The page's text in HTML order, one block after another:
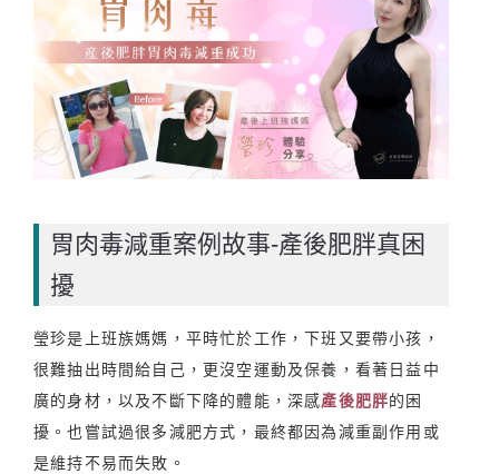
胃肉毒減重案例故事-產後肥胖真困
擾
瑩珍是上班族媽媽，平時忙於工作，下班又要帶小孩，
很難抽出時間給自己，更沒空運動及保養，看著日益中
廣的身材，以及不斷下降的體能，深感產後肥胖的困
擾。也嘗試過很多減肥方式，最終都因為減重副作用或
是維持不易而失敗。